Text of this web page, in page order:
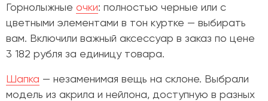
Горнолыжные очки: полностью черные или с
цветными элементами в тон куртке — выбирать
вам. Включили важный аксессуар в заказ по цене
3 182 рубля за единицу товара.
Шапка — незаменимая вещь на склоне. Выбрали
модель из акрила и нейлона, доступную в разных